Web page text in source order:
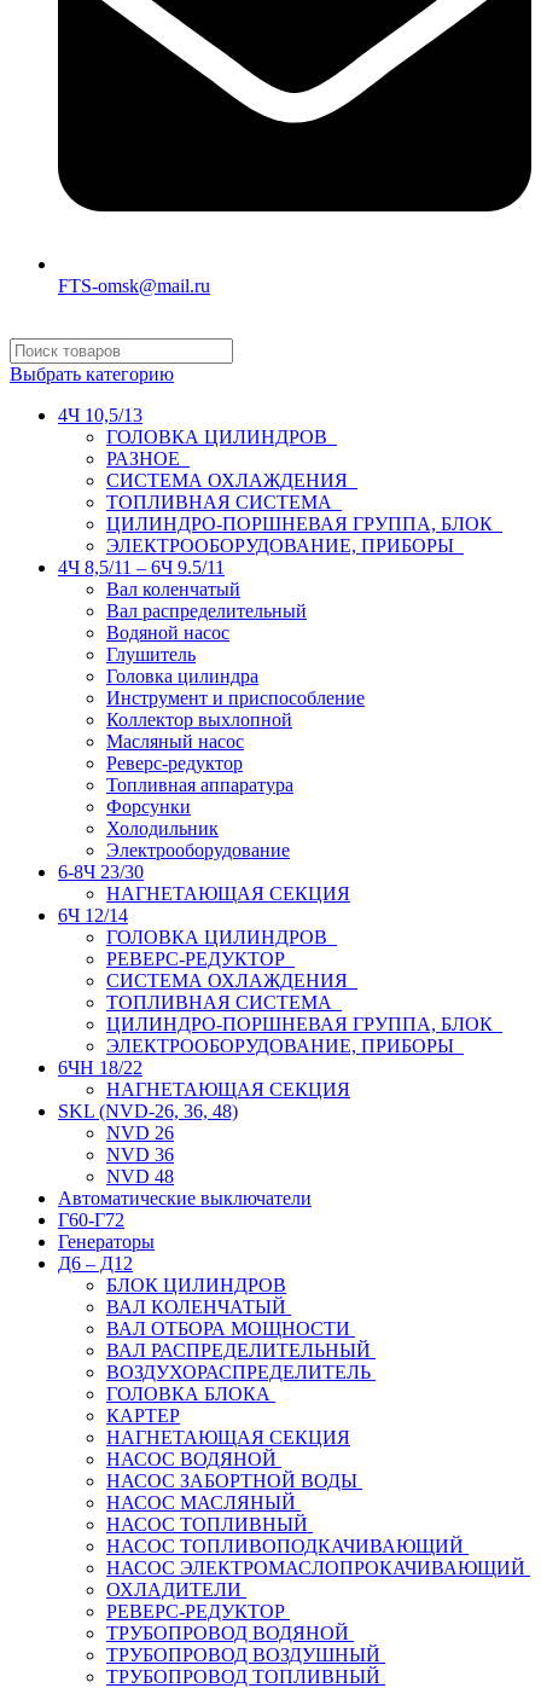
FTS-omsk@mail.ru
Выбрать категорию
4Ч 10,5/13
ГОЛОВКА ЦИЛИНДРОВ
РАЗНОЕ
СИСТЕМА ОХЛАЖДЕНИЯ
ТОПЛИВНАЯ СИСТЕМА
ЦИЛИНДРО-ПОРШНЕВАЯ ГРУППА, БЛОК
ЭЛЕКТРООБОРУДОВАНИЕ, ПРИБОРЫ
4Ч 8,5/11 – 6Ч 9.5/11
Вал коленчатый
Вал распределительный
Водяной насос
Глушитель
Головка цилиндра
Инструмент и приспособление
Коллектор выхлопной
Масляный насос
Реверс-редуктор
Топливная аппаратура
Форсунки
Холодильник
Электрооборудование
6-8Ч 23/30
НАГНЕТАЮЩАЯ СЕКЦИЯ
6Ч 12/14
ГОЛОВКА ЦИЛИНДРОВ
РЕВЕРС-РЕДУКТОР
СИСТЕМА ОХЛАЖДЕНИЯ
ТОПЛИВНАЯ СИСТЕМА
ЦИЛИНДРО-ПОРШНЕВАЯ ГРУППА, БЛОК
ЭЛЕКТРООБОРУДОВАНИЕ, ПРИБОРЫ
6ЧН 18/22
НАГНЕТАЮЩАЯ СЕКЦИЯ
SKL (NVD-26, 36, 48)
NVD 26
NVD 36
NVD 48
Автоматические выключатели
Г60-Г72
Генераторы
Д6 – Д12
БЛОК ЦИЛИНДРОВ
ВАЛ КОЛЕНЧАТЫЙ
ВАЛ ОТБОРА МОЩНОСТИ
ВАЛ РАСПРЕДЕЛИТЕЛЬНЫЙ
ВОЗДУХОРАСПРЕДЕЛИТЕЛЬ
ГОЛОВКА БЛОКА
КАРТЕР
НАГНЕТАЮЩАЯ СЕКЦИЯ
НАСОС ВОДЯНОЙ
НАСОС ЗАБОРТНОЙ ВОДЫ
НАСОС МАСЛЯНЫЙ
НАСОС ТОПЛИВНЫЙ
НАСОС ТОПЛИВОПОДКАЧИВАЮЩИЙ
НАСОС ЭЛЕКТРОМАСЛОПРОКАЧИВАЮЩИЙ
ОХЛАДИТЕЛИ
РЕВЕРС-РЕДУКТОР
ТРУБОПРОВОД ВОДЯНОЙ
ТРУБОПРОВОД ВОЗДУШНЫЙ
ТРУБОПРОВОД ТОПЛИВНЫЙ